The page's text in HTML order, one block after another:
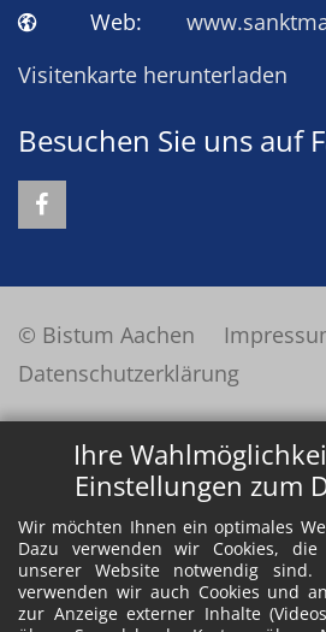
Ihre
Einstellungen zum
Wir möchten Ihnen ein optimales
Dazu verwenden wir Cookies,
unserer Website notwendig
verwenden wir auch Cookies und
zur Anzeige externer Inhalte
Web:
Visitenkarte herunterladen
Besuchen Sie uns auf
© Bistum Aachen
Datenschutzerklärung